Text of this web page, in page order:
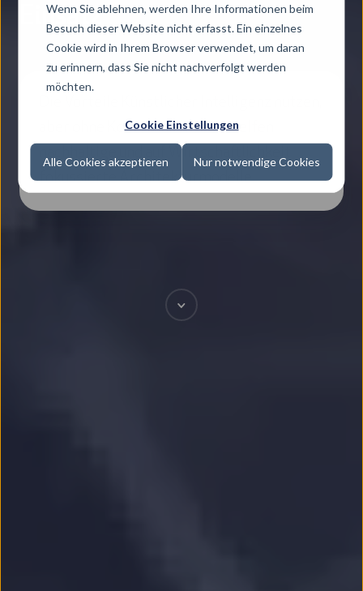
Wenn Sie ablehnen, werden Ihre Informationen beim
Besuch dieser Website nicht erfasst. Ein einzelnes
Cookie wird in Ihrem Browser verwendet, um daran
zu erinnern, dass Sie nicht nachverfolgt werden
möchten.
Cookie Einstellungen
Alle Cookies akzeptieren Nur notwendige Cookies
Einsatz
aber ohne Kostenfalle. Dabei helfen
nachhaltige und auf Wirtschaftlichkeit
fokussierte Architekturmodelle.
Scroll